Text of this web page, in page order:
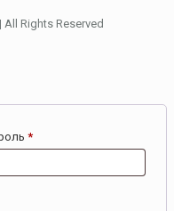
| All Rights Reserved
*